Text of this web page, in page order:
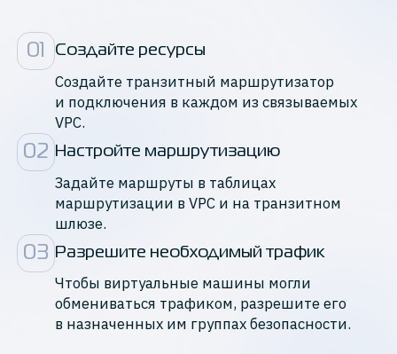
0 Создайте ресурсы
Создайте транзитный маршрутизатор
и подключения в каждом из связываемых
VPC.
02 Настройте маршрутизацию
Задайте маршруты в таблицах
маршрутизации в VPC и на транзитном
шлюзе.
03 Разрешите необходимый трафик
Чтобы виртуальные машины могли
обмениваться трафиком, разрешите его
в назначенных им группах безопасности.